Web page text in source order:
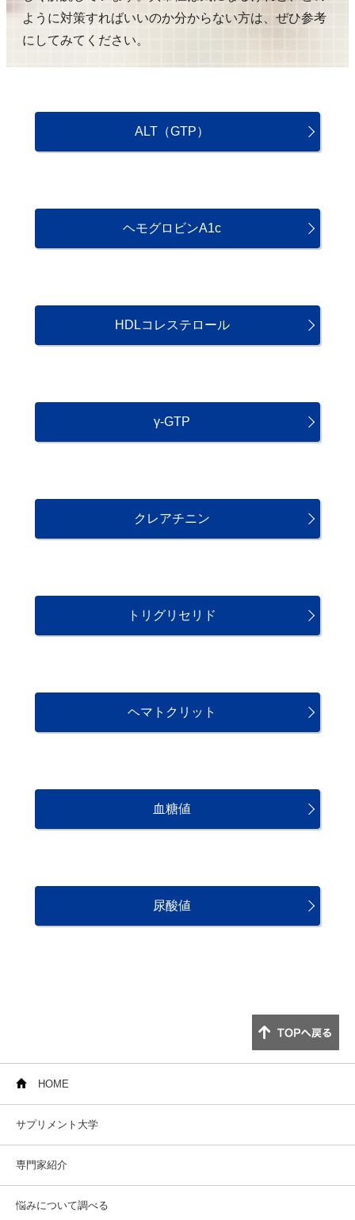
ように対策すればいいのか分からない方は、ぜひ参考
にしてみてください。
ALT（GTP）
ヘモグロビンA1c
HDLコレステロール
γ-GTP
クレアチニン
トリグリセリド
ヘマトクリット
血糖値
尿酸値
HOME
サプリメント大学
専門家紹介
悩みについて調べる